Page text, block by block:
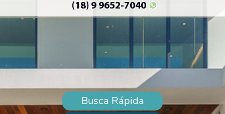
(18) 9 9652-7040
Busca Rápida